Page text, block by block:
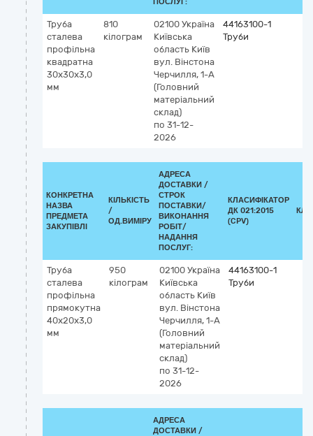
Труба
сталева
профільна
квадратна
30х30х3,0
мм
810
кілограм
02100 Україна
Київська
область Київ
вул. Вінстона
Черчилля, 1-А
(Головний
матеріальний
склад)
по 31-12-
2026
44163100-1
Труби
КОНКРЕТНА
НАЗВА
ПРЕДМЕТА
ЗАКУПІВЛІ
КІЛЬКІСТЬ
/
ОД.ВИМІРУ
АДРЕСА
ДОСТАВКИ /
СТРОК
ПОСТАВКИ/
ВИКОНАННЯ
РОБІТ/
НАДАННЯ
ПОСЛУГ:
КЛАСИФІКАТОР
ДК 021:2015
(CPV)
Труба
сталева
профільна
прямокутна
40х20х3,0
мм
950
кілограм
02100 Україна
Київська
область Київ
вул. Вінстона
Черчилля, 1-А
(Головний
матеріальний
склад)
по 31-12-
2026
44163100-1
Труби
АДРЕСА
ДОСТАВКИ /